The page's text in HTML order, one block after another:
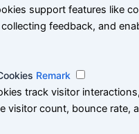
support features like
collecting feedback, and
Remark
track visitor
visitor count, bounce rate,